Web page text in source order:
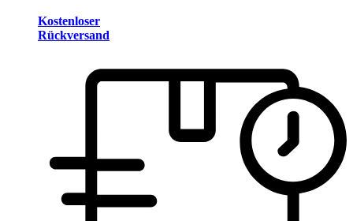
Kostenloser
Rückversand